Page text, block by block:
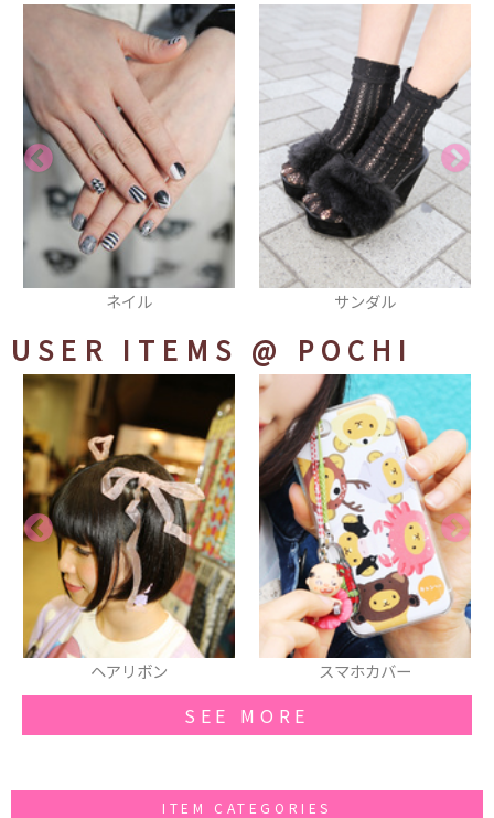
サンダル スニーカー
USER ITEMS @ POCHI
スマホカバー ニット帽
SEE MORE
ITEM CATEGORIES